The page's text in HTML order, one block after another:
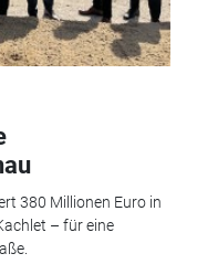
380 Millionen Euro in
– für eine